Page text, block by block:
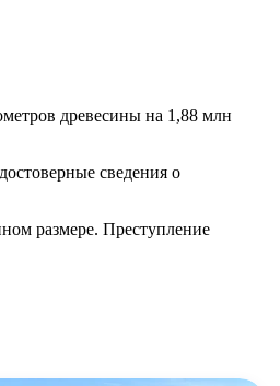
древесины на 1,88 млн
сведения о
размере. Преступление